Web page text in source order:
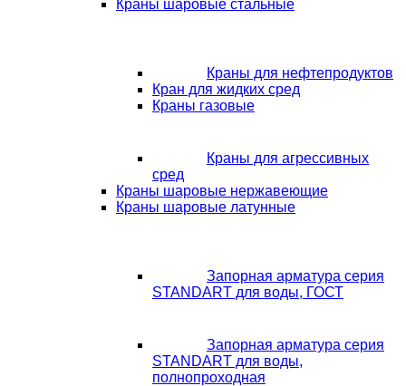
Краны шаровые стальные
Краны для нефтепродуктов
Кран для жидких сред
Краны газовые
Краны для агрессивных
сред
Краны шаровые нержавеющие
Краны шаровые латунные
Запорная арматура серия
STANDART для воды, ГОСТ
Запорная арматура серия
STANDART для воды,
полнопроходная